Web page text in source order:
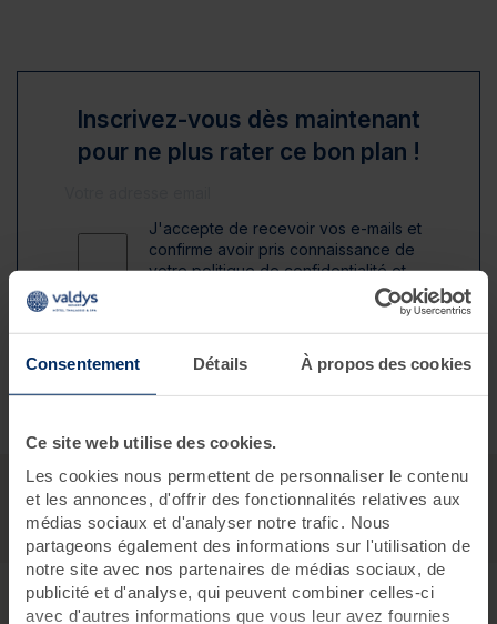
Consentement Détails À propos des cookies
Ce site web utilise des cookies.
Les cookies nous permettent de personnaliser le contenu
et les annonces, d'offrir des fonctionnalités relatives aux
médias sociaux et d'analyser notre trafic. Nous
partageons également des informations sur l'utilisation de
notre site avec nos partenaires de médias sociaux, de
publicité et d'analyse, qui peuvent combiner celles-ci
avec d'autres informations que vous leur avez fournies
Inscrivez-vous dès maintenant
pour ne plus rater ce bon plan !
J'accepte de recevoir vos e-mails et
confirme avoir pris connaissance de
votre politique de confidentialité et
S'inscrire